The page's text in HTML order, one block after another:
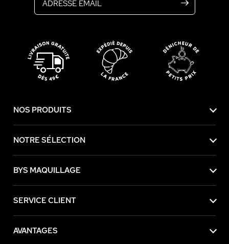
NOS PRODUITS
NOTRE SÉLECTION
BYS MAQUILLAGE
SERVICE CLIENT
AVANTAGES